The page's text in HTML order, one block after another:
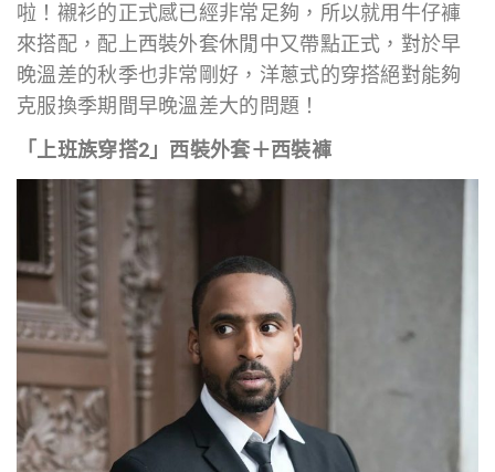
啦！襯衫的正式感已經非常足夠，所以就用牛仔褲
來搭配，配上西裝外套休閒中又帶點正式，對於早
晚溫差的秋季也非常剛好，洋蔥式的穿搭絕對能夠
克服換季期間早晚溫差大的問題！
「上班族穿搭2」西裝外套＋西裝褲